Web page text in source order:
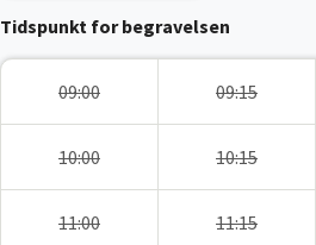
Tidspunkt for begravelsen
09:00 09:15
10:00 10:15
11:00 11:15